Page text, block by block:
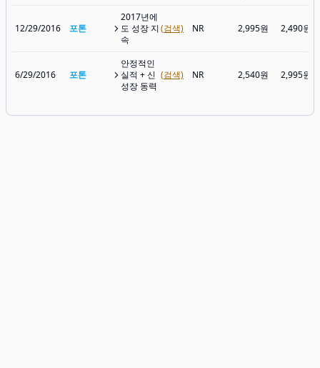
12/29/2016 포톤
2017년에
도 성장 지
속
(검색) NR 2,995원 2,490원
6/29/2016 포톤
안정적인
실적 + 신
성장 동력
(검색) NR 2,540원 2,995원